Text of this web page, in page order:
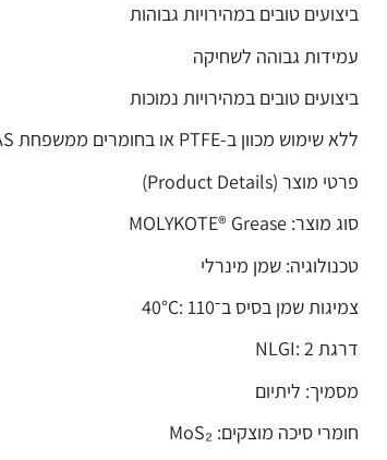
ביצועים טובים במהירויות גבוהות
עמידות גבוהה לשחיקה
ביצועים טובים במהירויות נמוכות
ללא שימוש מכוון ב-PTFE או בחומרים ממשפחת PFAS
פרטי מוצר (Product Details)
סוג מוצר: MOLYKOTE® Grease
טכנולוגיה: שמן מינרלי
צמיגות שמן בסיס ב־40°C: ‎110‎
דרגת NLGI: ‎2‎
מסמיך: ליתיום
חומרי סיכה מוצקים: MoS₂